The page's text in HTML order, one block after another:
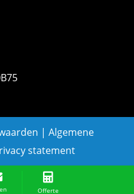
Offerte
| Algemene
statement